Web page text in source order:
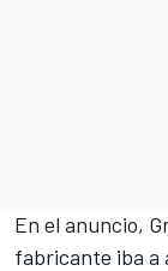
En el anuncio,
fabricante iba a